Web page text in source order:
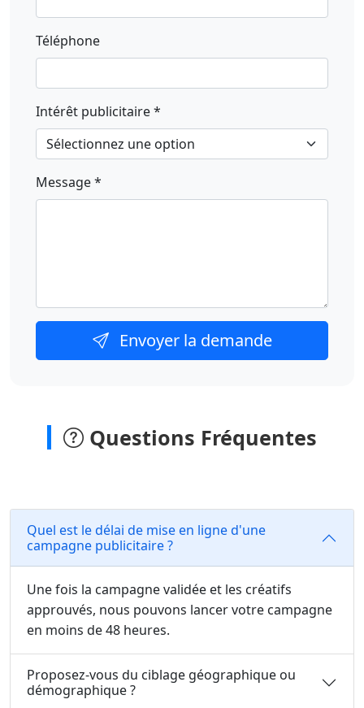
Téléphone
Intérêt publicitaire *
Message *
Envoyer la demande
Questions Fréquentes
Quel est le délai de mise en ligne d'une
campagne publicitaire ?
Une fois la campagne validée et les créatifs
approuvés, nous pouvons lancer votre campagne
en moins de 48 heures.
Proposez-vous du ciblage géographique ou
démographique ?